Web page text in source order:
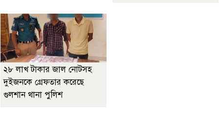
২৮ লাখ টাকার জাল নোটসহ
দুইজনকে গ্রেফতার করেছে
গুলশান থানা পুলিশ